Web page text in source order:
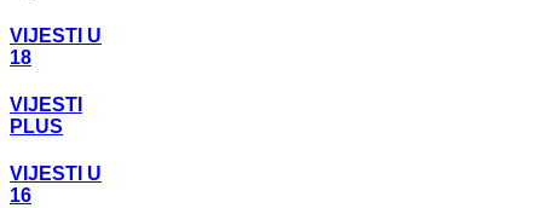
VIJESTI U
18
VIJESTI
PLUS
VIJESTI U
16